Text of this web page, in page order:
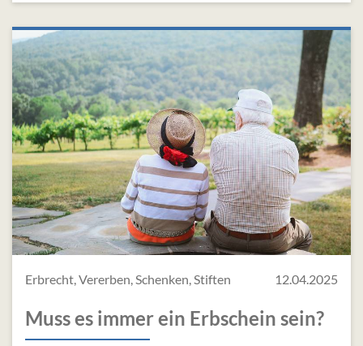
Erbrecht, Vererben, Schenken, Stiften 12.04.2025
Muss es immer ein Erbschein sein?